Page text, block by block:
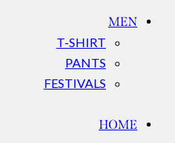
MEN
T-SHIRT
PANTS
FESTIVALS
HOME